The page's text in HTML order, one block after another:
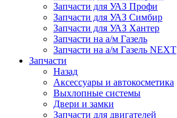
Запчасти для УАЗ Профи
Запчасти для УАЗ Симбир
Запчасти для УАЗ Хантер
Запчасти на а/м Газель
Запчасти на а/м Газель NEXT
Запчасти
Назад
Аксессуары и автокосметика
Выхлопные системы
Двери и замки
Запчасти для двигателей